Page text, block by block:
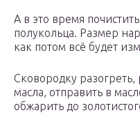
А в это время
полукольца. Размер
как потом всё будет
Сковородку разогреть,
масла, отправить в
обжарить до